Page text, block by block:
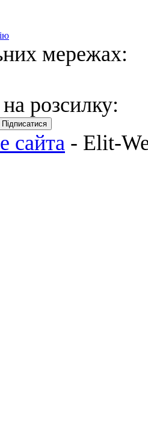
мережах:
розсилку:
Підписатися
сайта - Elit-